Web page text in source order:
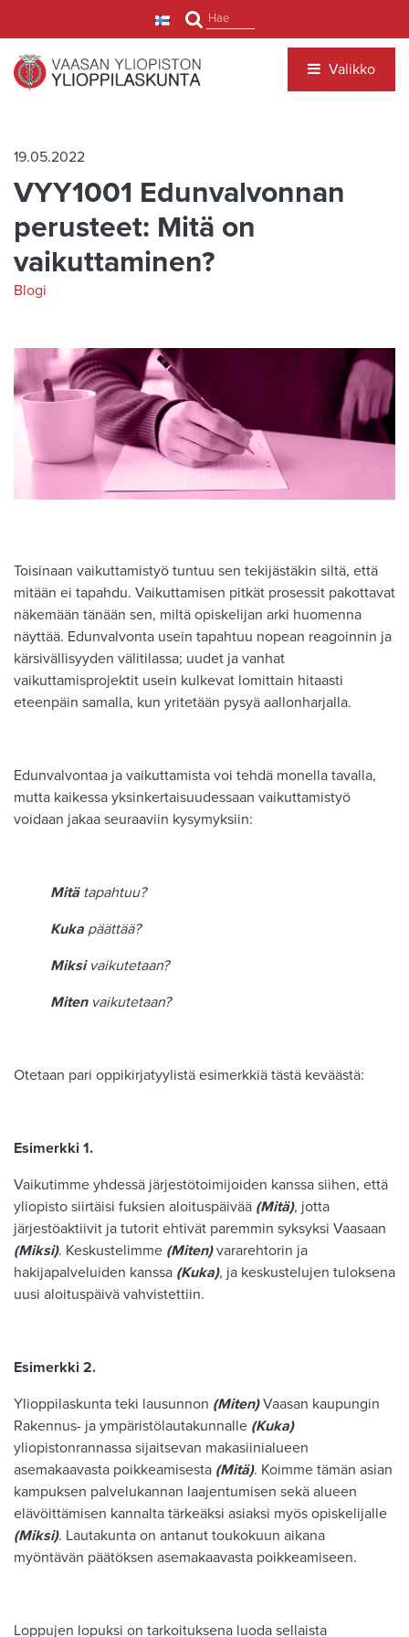
Hae
Valikko
19.05.2022
VYY1001 Edunvalvonnan
perusteet: Mitä on
vaikuttaminen?
Blogi
Toisinaan vaikuttamistyö tuntuu sen tekijästäkin siltä, että
mitään ei tapahdu. Vaikuttamisen pitkät prosessit pakottavat
näkemään tänään sen, miltä opiskelijan arki huomenna
näyttää. Edunvalvonta usein tapahtuu nopean reagoinnin ja
kärsivällisyyden välitilassa; uudet ja vanhat
vaikuttamisprojektit usein kulkevat lomittain hitaasti
eteenpäin samalla, kun yritetään pysyä aallonharjalla.
Edunvalvontaa ja vaikuttamista voi tehdä monella tavalla,
mutta kaikessa yksinkertaisuudessaan vaikuttamistyö
voidaan jakaa seuraaviin kysymyksiin:
Mitä tapahtuu?
Kuka päättää?
Miksi vaikutetaan?
Miten vaikutetaan?
Otetaan pari oppikirjatyylistä esimerkkiä tästä keväästä:
Esimerkki 1.
Vaikutimme yhdessä järjestötoimijoiden kanssa siihen, että
yliopisto siirtäisi fuksien aloituspäivää (Mitä), jotta
järjestöaktiivit ja tutorit ehtivät paremmin syksyksi Vaasaan
(Miksi). Keskustelimme (Miten)vararehtorin ja
hakijapalveluiden kanssa (Kuka), ja keskustelujen tuloksena
uusi aloituspäivä vahvistettiin.
Esimerkki 2.
Ylioppilaskunta teki lausunnon (Miten)Vaasan kaupungin
Rakennus- ja ympäristölautakunnalle (Kuka)
yliopistonrannassa sijaitsevan makasiinialueen
asemakaavasta poikkeamisesta (Mitä). Koimme tämän asian
kampuksen palvelukannan laajentumisen sekä alueen
elävöittämisen kannalta tärkeäksi asiaksi myös opiskelijalle
(Miksi). Lautakunta on antanut toukokuun aikana
myöntävän päätöksen asemakaavasta poikkeamiseen.
Loppujen lopuksi on tarkoituksena luoda sellaista